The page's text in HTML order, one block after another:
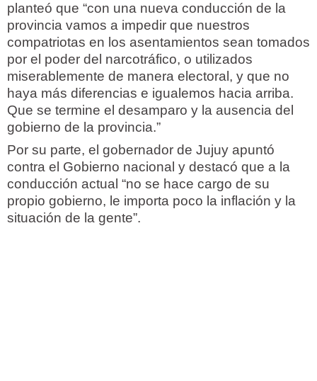
planteó que “con una nueva conducción de la
provincia vamos a impedir que nuestros
compatriotas en los asentamientos sean tomados
por el poder del narcotráfico, o utilizados
miserablemente de manera electoral, y que no
haya más diferencias e igualemos hacia arriba.
Que se termine el desamparo y la ausencia del
gobierno de la provincia.”
Por su parte, el gobernador de Jujuy apuntó
contra el Gobierno nacional y destacó que a la
conducción actual “no se hace cargo de su
propio gobierno, le importa poco la inflación y la
situación de la gente”.